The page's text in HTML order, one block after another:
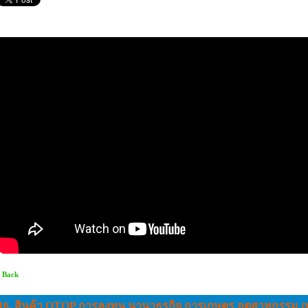
Back
สินค้า OTOP การลงทุน นานาธุรกิจ การเกษตร อุตสาหกรรม